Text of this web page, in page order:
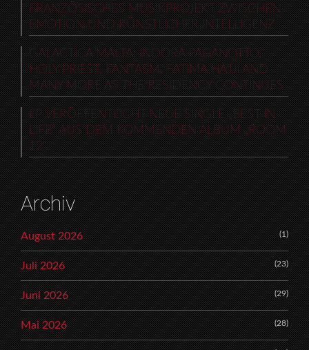
FRANZÖSISCHES MUSIKPROJEKT ZWISCHEN
EMOTION UND KÜNSTLICHER INTELLIGENZ
GALACTICA MALTA: INDORA PAGANOTTO,
HOLY PRIEST, FANTASM, FATIMA HAJJI AND
MANY MORE AS THE RESIDENCY CONTINUES
LP VERÖFFENTLICHT NEUE SINGLE „BEST IN
LIFE“ AUS DEM KOMMENDEN ALBUM „ROOM
12“
Archiv
August 2026 (1)
Juli 2026 (23)
Juni 2026 (29)
Mai 2026 (28)